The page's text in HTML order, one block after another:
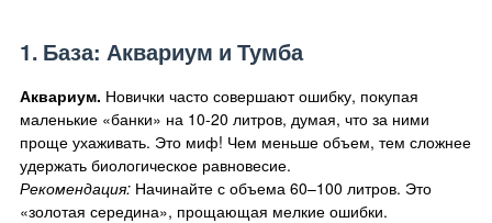
1. База: Аквариум и Тумба
Аквариум. Новички часто совершают ошибку, покупая
маленькие «банки» на 10-20 литров, думая, что за ними
проще ухаживать. Это миф! Чем меньше объем, тем сложнее
удержать биологическое равновесие.
Рекомендация: Начинайте с объема 60–100 литров. Это
«золотая середина», прощающая мелкие ошибки.